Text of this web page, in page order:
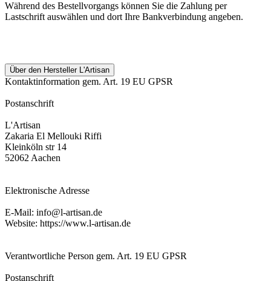
Während des Bestellvorgangs können Sie die Zahlung per
Lastschrift auswählen und dort Ihre Bankverbindung angeben.
Über den Hersteller L'Artisan
Kontaktinformation gem. Art. 19 EU GPSR
Postanschrift
L'Artisan
Zakaria El Mellouki Riffi
Kleinköln str 14
52062 Aachen
Elektronische Adresse
E-Mail: info@l-artisan.de
Website: https://www.l-artisan.de
Verantwortliche Person gem. Art. 19 EU GPSR
Postanschrift